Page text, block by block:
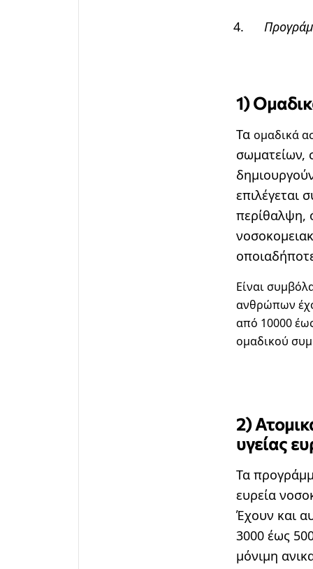
1)
Τα ομαδικά
σωματείων,
επιλέγεται
περίθαλψη,
Είναι
ανθρώπων
από 10000
ομαδικού
2)
υγείας
Τα
ευρεία
Έχουν και
3000 έως
μόνιμη